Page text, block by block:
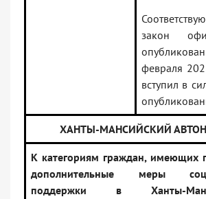
закон
февраля
вступил в
ХАНТЫ-МАНСИЙСКИЙ
К категориям граждан, имеющих
дополнительные меры
поддержки в Ханты-